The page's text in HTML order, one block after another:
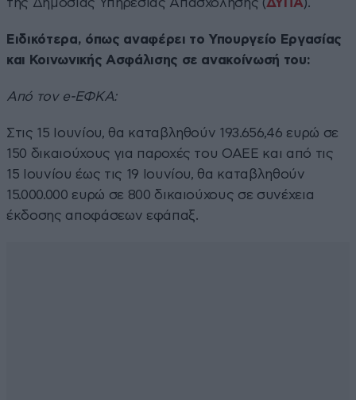
της Δημόσιας Υπηρεσίας Απασχόλησης (ΔΥΠΑ).
Ειδικότερα, όπως αναφέρει το Υπουργείο Εργασίας
και Κοινωνικής Ασφάλισης σε ανακοίνωσή του:
Από τον e-ΕΦΚΑ:
Στις 15 Ιουνίου, θα καταβληθούν 193.656,46 ευρώ σε
150 δικαιούχους για παροχές του ΟΑΕΕ και από τις
15 Ιουνίου έως τις 19 Ιουνίου, θα καταβληθούν
15.000.000 ευρώ σε 800 δικαιούχους σε συνέχεια
έκδοσης αποφάσεων εφάπαξ.